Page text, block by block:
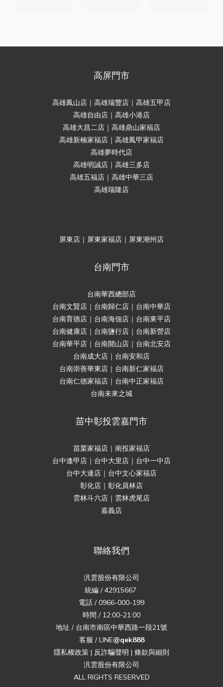
高屏門市
高雄鳳山店｜高雄瑞豐店｜高雄五甲店
高雄自由店｜高雄小港店
高雄大昌二店｜高雄鼎山家福店
高雄新楠家福店｜高雄鳳甲家福店
高雄夢時代店
高雄明誠店｜高雄三多店
高雄五福店｜高雄中華三店
高雄瑞隆店
屏東店｜屏東家福店｜屏東潮州店
台南門市
台南華西總部店
台南文賢店｜台南歸仁店｜台南中華店
台南育德店｜台南海佃店｜台南東平店
台南健康店｜台南鹽行店｜台南新營店
台南華平店｜台南開山店｜台南北安店
台南成大店｜台南安和店
台南崇善華東店｜台南新仁家福店
台南仁德家福店｜台南中正家福店
台南未來之城
苗中彰投雲嘉門市
苗栗家福店｜南投家福店
台中逢甲店｜台中大里店｜台中一中店
台中大連店｜台中文心家福店
彰化店｜彰化員林店
雲林斗六店｜雲林虎尾店
嘉義店
聯絡我們
汎雲股份有限公司
統編 / 42915667
電話 / 0966-000-199
時間 / 12:00-21:00
地址 / 台南市南區中華西路一段21號
客服 / LINE@qek888
隱私權政策 | 反詐騙聲明 | 條款與細則
汎雲股份有限公司
ALL RIGHTS RESERVED